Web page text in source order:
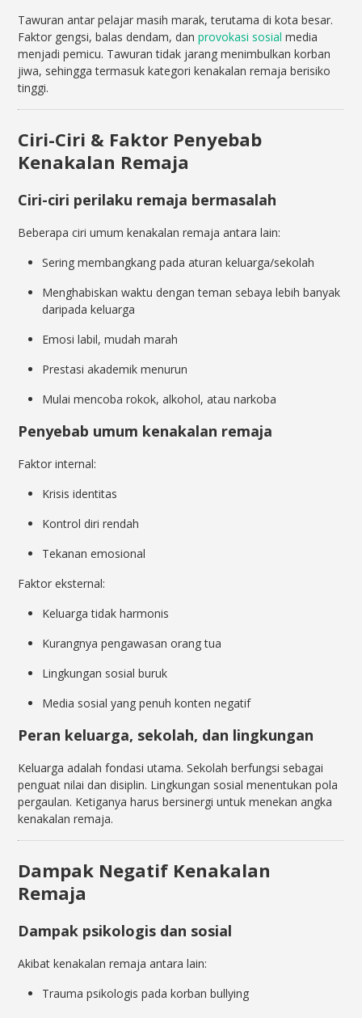
Tawuran antar pelajar masih marak, terutama di kota besar.
Faktor gengsi, balas dendam, danprovokasi sosial media
menjadi pemicu. Tawuran tidak jarang menimbulkan korban
jiwa, sehingga termasuk kategori kenakalan remaja berisiko
tinggi.
Ciri-Ciri & Faktor Penyebab
Kenakalan Remaja
Ciri-ciri perilaku remaja bermasalah
Beberapa ciri umum kenakalan remaja antara lain:
Sering membangkang pada aturan keluarga/sekolah
Menghabiskan waktu dengan teman sebaya lebih banyak
daripada keluarga
Emosi labil, mudah marah
Prestasi akademik menurun
Mulai mencoba rokok, alkohol, atau narkoba
Penyebab umum kenakalan remaja
Faktor internal:
Krisis identitas
Kontrol diri rendah
Tekanan emosional
Faktor eksternal:
Keluarga tidak harmonis
Kurangnya pengawasan orang tua
Lingkungan sosial buruk
Media sosial yang penuh konten negatif
Peran keluarga, sekolah, dan lingkungan
Keluarga adalah fondasi utama. Sekolah berfungsi sebagai
penguat nilai dan disiplin. Lingkungan sosial menentukan pola
pergaulan. Ketiganya harus bersinergi untuk menekan angka
kenakalan remaja.
Dampak Negatif Kenakalan
Remaja
Dampak psikologis dan sosial
Akibat kenakalan remaja antara lain:
Trauma psikologis pada korban bullying